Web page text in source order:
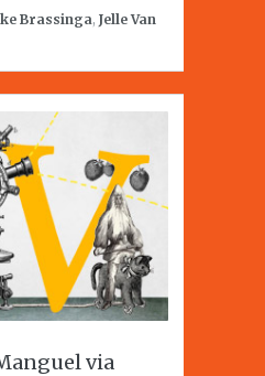
Brassinga, Jelle Van
via